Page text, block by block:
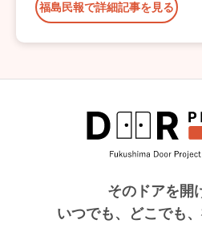
福島民報で詳細記事を見る
そのドアを開
いつでも、どこでも